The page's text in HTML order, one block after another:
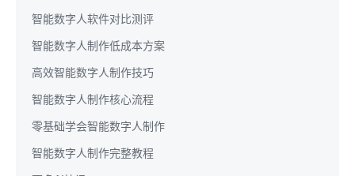
智能数字人软件对比测评
智能数字人制作低成本方案
高效智能数字人制作技巧
智能数字人制作核心流程
零基础学会智能数字人制作
智能数字人制作完整教程